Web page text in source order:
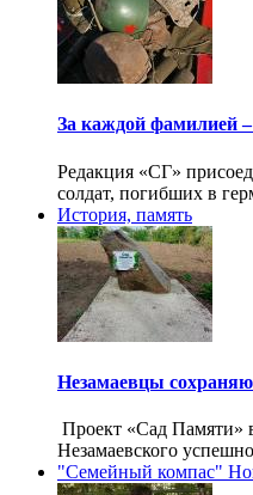
За каждой фамилией
Редакция «СГ»
солдат, погибших в
История, память
Незамаевцы
Проект «Сад
Незамаевского
"Семейный компас"